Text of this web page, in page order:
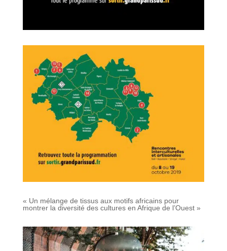
« Un mélange de tissus aux motifs africains pour
montrer la diversité des cultures en Afrique de l’Ouest »